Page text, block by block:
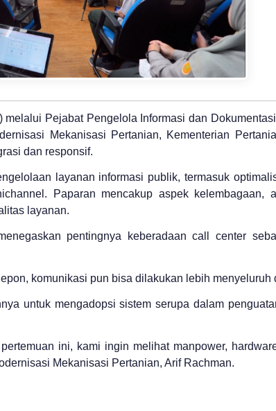
Pejabat Pengelola Informasi dan
Mekanisasi Pertanian, Kementerian
dan responsif.
layanan informasi publik, termasuk
Paparan mencakup aspek kelembagaan,
layanan.
pentingnya keberadaan call center
komunikasi pun bisa dilakukan lebih menyeluruh
untuk mengadopsi sistem serupa dalam
ini, kami ingin melihat manpower,
Mekanisasi Pertanian, Arif Rachman.